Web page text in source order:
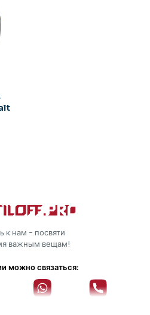
к нам - посвяти
важным вещам!
можно связаться: